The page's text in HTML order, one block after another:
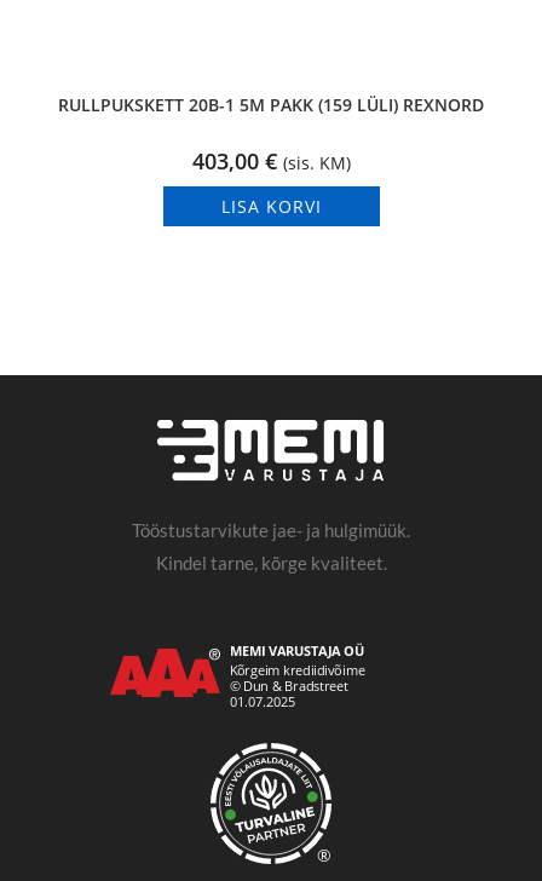
RULLPUKSKETT 20B-1 5M PAKK (159 LÜLI) REXNORD
403,00 € (sis. KM)
LISA KORVI
Tööstustarvikute jae- ja hulgimüük.
Kindel tarne, kõrge kvaliteet.
®